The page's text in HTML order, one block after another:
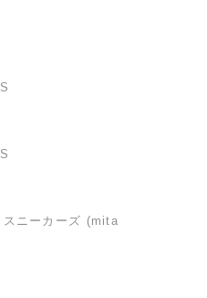
スニーカーズ (mita